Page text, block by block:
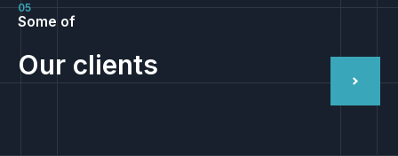
05
Some of
Our clients